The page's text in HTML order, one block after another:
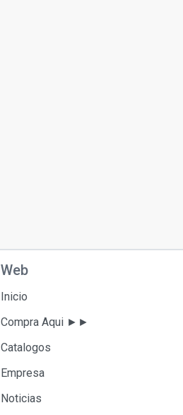
Web
Inicio
Compra Aqui ►►
Catalogos
Empresa
Noticias